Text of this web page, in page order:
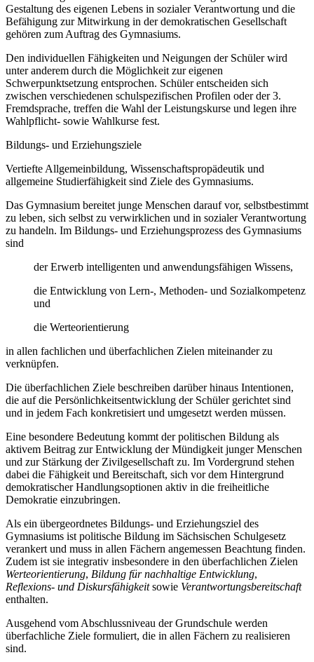
Gestaltung des eigenen Lebens in sozialer Verantwortung und die
Befähigung zur Mitwirkung in der demokratischen Gesellschaft
gehören zum Auftrag des Gymnasiums.
Den individuellen Fähigkeiten und Neigungen der Schüler wird
unter anderem durch die Möglichkeit zur eigenen
Schwerpunktsetzung entsprochen. Schüler entscheiden sich
zwischen verschiedenen schulspezifischen Profilen oder der 3.
Fremdsprache, treffen die Wahl der Leistungskurse und legen ihre
Wahlpflicht- sowie Wahlkurse fest.
Bildungs- und Erziehungsziele
Vertiefte Allgemeinbildung, Wissenschaftspropädeutik und
allgemeine Studierfähigkeit sind Ziele des Gymnasiums.
Das Gymnasium bereitet junge Menschen darauf vor, selbstbestimmt
zu leben, sich selbst zu verwirklichen und in sozialer Verantwortung
zu handeln. Im Bildungs- und Erziehungsprozess des Gymnasiums
sind
der Erwerb intelligenten und anwendungsfähigen Wissens,
die Entwicklung von Lern-, Methoden- und Sozialkompetenz
und
die Werteorientierung
in allen fachlichen und überfachlichen Zielen miteinander zu
verknüpfen.
Die überfachlichen Ziele beschreiben darüber hinaus Intentionen,
die auf die Persönlichkeitsentwicklung der Schüler gerichtet sind
und in jedem Fach konkretisiert und umgesetzt werden müssen.
Eine besondere Bedeutung kommt der politischen Bildung als
aktivem Beitrag zur Entwicklung der Mündigkeit junger Menschen
und zur Stärkung der Zivilgesellschaft zu. Im Vordergrund stehen
dabei die Fähigkeit und Bereitschaft, sich vor dem Hintergrund
demokratischer Handlungsoptionen aktiv in die freiheitliche
Demokratie einzubringen.
Als ein übergeordnetes Bildungs- und Erziehungsziel des
Gymnasiums ist politische Bildung im Sächsischen Schulgesetz
verankert und muss in allen Fächern angemessen Beachtung finden.
Zudem ist sie integrativ insbesondere in den überfachlichen Zielen
Werteorientierung, Bildung für nachhaltige Entwicklung,
Reflexions- und Diskursfähigkeitsowie Verantwortungsbereitschaft
enthalten.
Ausgehend vom Abschlussniveau der Grundschule werden
überfachliche Ziele formuliert, die in allen Fächern zu realisieren
sind.